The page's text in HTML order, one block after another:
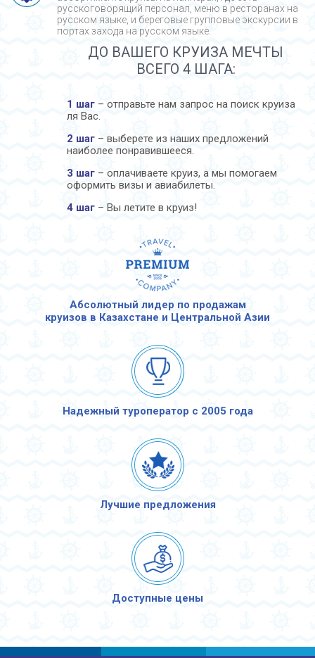
русскоговорящий персонал, меню в ресторанах на
русском языке, и береговые групповые экскурсии в
портах захода на русском языке.
ДО ВАШЕГО КРУИЗА МЕЧТЫ
ВСЕГО 4 ШАГА:
1 шаг – отправьте нам запрос на поиск круиза
ля Вас.
2 шаг – выберете из наших предложений
наиболее понравившееся.
3 шаг – оплачиваете круиз, а мы помогаем
оформить визы и авиабилеты.
4 шаг – Вы летите в круиз!
Абсолютный лидер по продажам
круизов в Казахстане и Центральной Азии
Надежный туроператор с 2005 года
Лучшие предложения
Доступные цены